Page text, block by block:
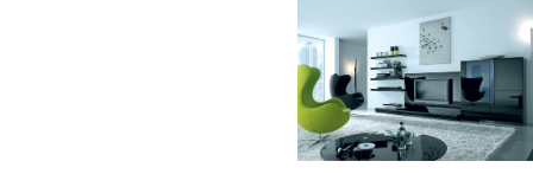
tế sao cho màu sắc chuyển
từ tông nhạt sang đậm, từ
sang tối hay ngược lại. Cùng
tìm hiểu phong các này qua
việc ...